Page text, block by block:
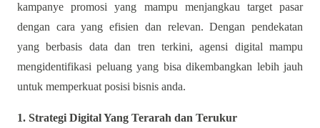
kampanye promosi yang mampu menjangkau target pasar
dengan cara yang efisien dan relevan. Dengan pendekatan
yang berbasis data dan tren terkini, agensi digital mampu
mengidentifikasi peluang yang bisa dikembangkan lebih jauh
untuk memperkuat posisi bisnis anda.
1. Strategi Digital Yang Terarah dan Terukur